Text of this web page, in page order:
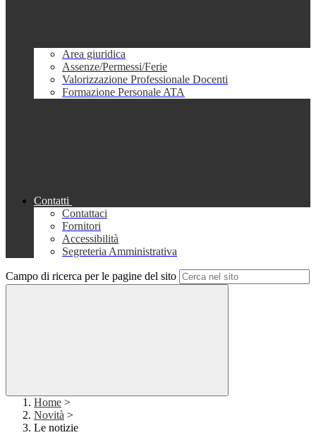
Area giuridica
Assenze/Permessi/Ferie
Valorizzazione Professionale Docenti
Formazione Personale ATA
Contatti
Contattaci
Fornitori
Accessibilità
Segreteria Amministrativa
Campo di ricerca per le pagine del sito
Home >
Novità >
Le notizie